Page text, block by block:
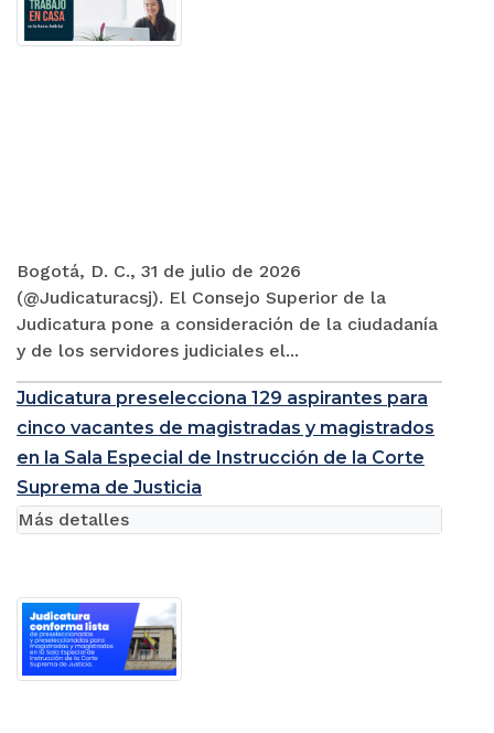
Bogotá, D. C., 31 de julio de 2026
(@Judicaturacsj). El Consejo Superior de la
Judicatura pone a consideración de la ciudadanía
y de los servidores judiciales el...
Judicatura preselecciona 129 aspirantes para
cinco vacantes de magistradas y magistrados
en la Sala Especial de Instrucción de la Corte
Suprema de Justicia
Más detalles